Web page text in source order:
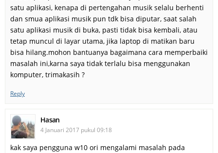
satu aplikasi, kenapa di pertengahan musik selalu berhenti
dan smua aplikasi musik pun tdk bisa diputar, saat salah
satu aplikasi musik di buka, pasti tidak bisa kembali, atau
tetap muncul di layar utama, jika laptop di matikan baru
bisa hilang.mohon bantuanya bagaimana cara memperbaiki
masalah ini,karna saya tidak terlalu bisa menggunakan
komputer, trimakasih ?
Reply
Hasan
4 Januari 2017 pukul 09:18
kak saya pengguna w10 ori mengalami masalah pada